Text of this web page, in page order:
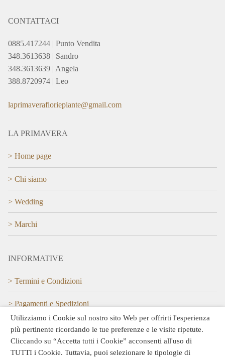
CONTATTACI
0885.417244 | Punto Vendita
348.3613638 | Sandro
348.3613639 | Angela
388.8720974 | Leo
laprimaverafioriepiante@gmail.com
LA PRIMAVERA
> Home page
> Chi siamo
> Wedding
> Marchi
INFORMATIVE
> Termini e Condizioni
> Pagamenti e Spedizioni
> Privacy policy
> Cookie Policy
Utilizziamo i Cookie sul nostro sito Web per offrirti l'esperienza
più pertinente ricordando le tue preferenze e le visite ripetute.
Cliccando su “Accetta tutti i Cookie” acconsenti all'uso di
TUTTI i Cookie. Tuttavia, puoi selezionare le tipologie di